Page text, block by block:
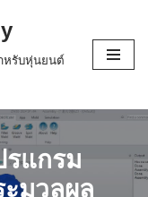
หรับหุ่นยนต์
รแกรม
มวลผล